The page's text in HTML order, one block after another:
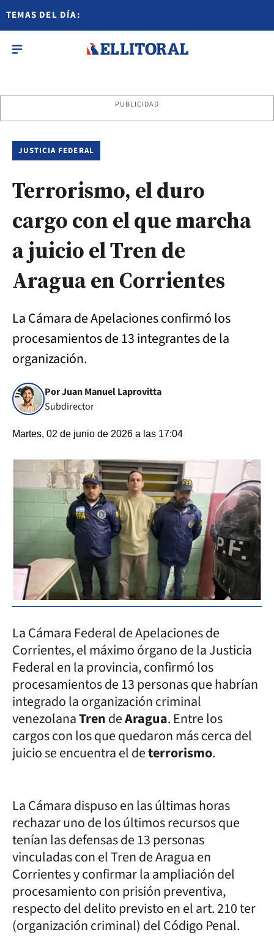
TEMAS DEL DÍA:
PUBLICIDAD
JUSTICIA FEDERAL
Terrorismo, el duro
cargo con el que marcha
a juicio el Tren de
Aragua en Corrientes
La Cámara de Apelaciones confirmó los
procesamientos de 13 integrantes de la
organización.
Por Juan Manuel Laprovitta
Subdirector
Martes, 02 de junio de 2026 a las 17:04
La Cámara Federal de Apelaciones de
Corrientes, el máximo órgano de la Justicia
Federal en la provincia, confirmó los
procesamientos de 13 personas que habrían
integrado la organización criminal
venezolanaTrendeAragua. Entre los
cargos con los que quedaron más cerca del
juicio se encuentra el deterrorismo.
La Cámara dispuso en las últimas horas
rechazar uno de los últimos recursos que
tenían las defensas de 13 personas
vinculadas con el Tren de Aragua en
Corrientes y confirmar la ampliación del
procesamiento con prisión preventiva,
respecto del delito previsto en el art. 210 ter
(organización criminal) del Código Penal.